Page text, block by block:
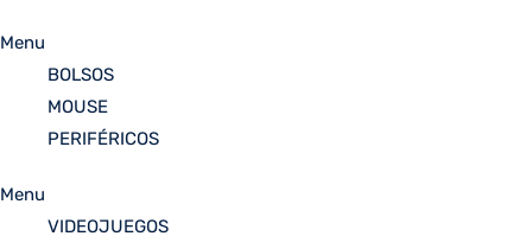
Menu
BOLSOS
MOUSE
PERIFÉRICOS
Menu
VIDEOJUEGOS